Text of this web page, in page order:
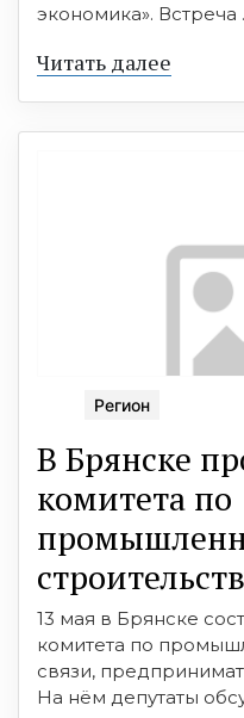
экономика». Встреча
Читать далее
Регион
В Брянске
комитета по
13 мая в Брянске
комитета по
связи,
На нём депутаты